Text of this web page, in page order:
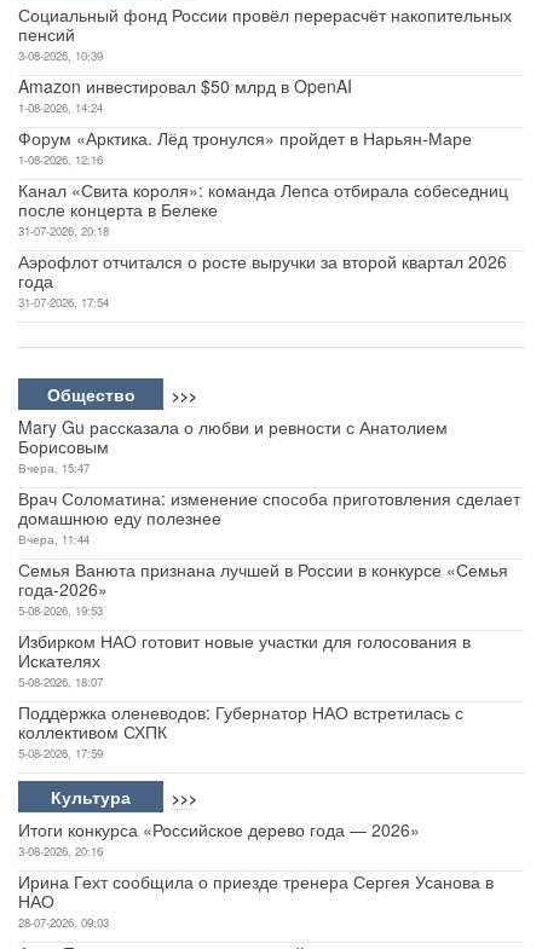
Социальный фонд России провёл перерасчёт накопительных
пенсий
3-08-2026, 10:39
Amazon инвестировал $50 млрд в OpenAI
1-08-2026, 14:24
Форум «Арктика. Лёд тронулся» пройдет в Нарьян-Маре
1-08-2026, 12:16
Канал «Свита короля»: команда Лепса отбирала собеседниц
после концерта в Белеке
31-07-2026, 20:18
Аэрофлот отчитался о росте выручки за второй квартал 2026
года
31-07-2026, 17:54
Общество >>>
Mary Gu рассказала о любви и ревности с Анатолием
Борисовым
Вчера, 15:47
Врач Соломатина: изменение способа приготовления сделает
домашнюю еду полезнее
Вчера, 11:44
Семья Ванюта признана лучшей в России в конкурсе «Семья
года-2026»
5-08-2026, 19:53
Избирком НАО готовит новые участки для голосования в
Искателях
5-08-2026, 18:07
Поддержка оленеводов: Губернатор НАО встретилась с
коллективом СХПК
5-08-2026, 17:59
Культура >>>
Итоги конкурса «Российское дерево года — 2026»
3-08-2026, 20:16
Ирина Гехт сообщила о приезде тренера Сергея Усанова в
НАО
28-07-2026, 09:03